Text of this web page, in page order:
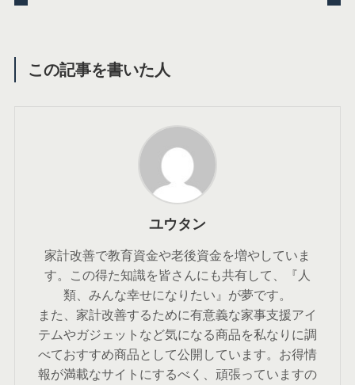
この記事を書いた人
ユウタン
家計改善で教育資金や老後資金を増やしていま
す。この得た知識を皆さんにも共有して、『人
類、みんな幸せになりたい』が夢です。
また、家計改善するために有意義な家事支援アイ
テムやガジェットなど気になる商品を私なりに調
べておすすめ商品として公開しています。お得情
報が満載なサイトにするべく、頑張っていますの